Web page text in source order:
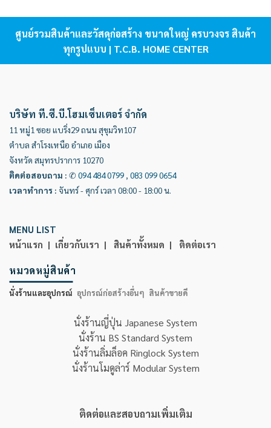
ศูนย์รวมสินค้าและวัสดุก่อสร้าง ขนาดใหญ่ ครบวงจร สินค้า
ทุกรูปแบบ | T.C.B. HOME CENTER
บริษัท ที.ซี.บี.โฮมเซ็นเตอร์ จำกัด
11 หมู่1 ซอย แบริ่ง29 ถนน สุขุมวิท107
ตำบล สำโรงเหนือ อำเภอ เมือง
จังหวัด สมุทรปราการ 10270
ติดต่อสอบถาม : ✆ 094 484 0799 083 099 0654
เวลาทำการ : จันทร์ - ศุกร์ เวลา 08:00 - 18:00 น.
MENU LIST
หน้าแรก | เกี่ยวกับเรา | สินค้าทั้งหมด | ติดต่อเรา
หมวดหมู่สินค้า
นั่งร้านและอุปกรณ์ อุปกรณ์ก่อสร้างอื่นๆ สินค้าขายดี
นั่งร้านญี่ปุ่น Japanese System
นั่งร้าน BS Standard System
นั่งร้านลิ่มล็อค Ringlock System
นั่งร้านโมดูล่าร์ Modular System
ติดต่อและสอบถามเพิ่มเติม